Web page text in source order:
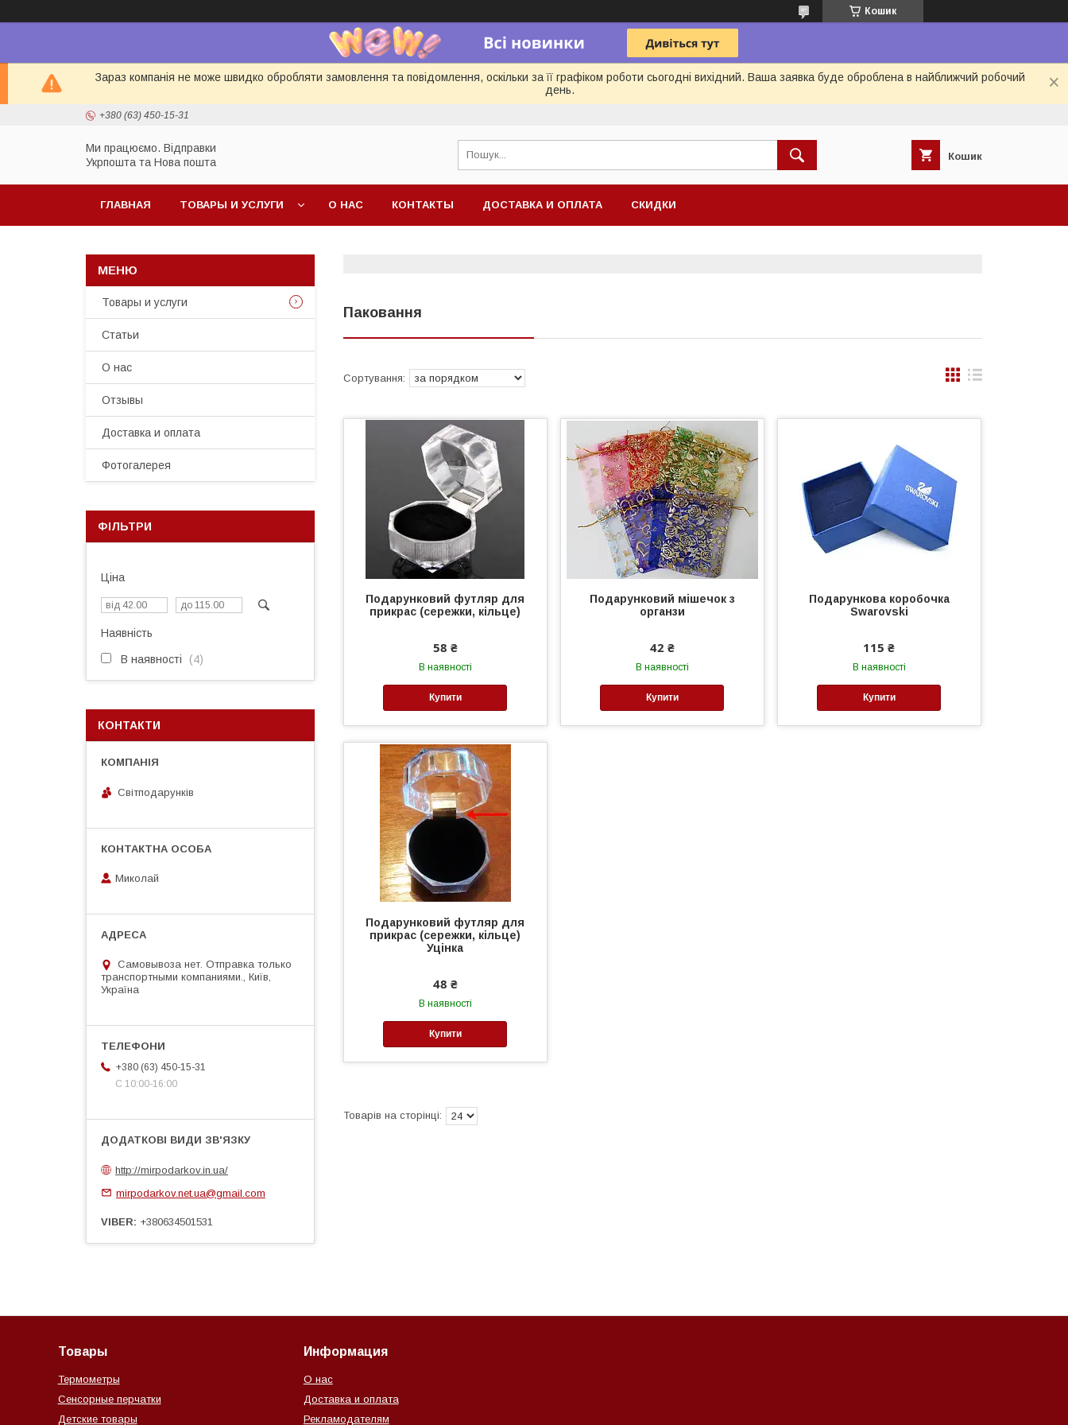
Кошик
Зараз компанія не може швидко обробляти замовлення та повідомлення, оскільки за її графіком роботи сьогодні вихідний. Ваша заявка буде оброблена в найближчий робочий
день.
+380 (63) 450-15-31
Ми працюємо. Відправки
Укрпошта та Нова пошта
Кошик
ГЛАВНАЯ ТОВАРЫ И УСЛУГИ О НАС КОНТАКТЫ ДОСТАВКА И ОПЛАТА СКИДКИ
Паковання
Подарунковий футляр для
прикрас (сережки, кільце)
58 ₴
В наявності
Купити
Подарунковий мішечок з
органзи
42 ₴
В наявності
Купити
Подарункова коробочка
Swarovski
115 ₴
В наявності
Купити
Подарунковий футляр для
прикрас (сережки, кільце)
Уцінка
48 ₴
В наявності
Купити
Товары и услуги
Статьи
О нас
Отзывы
Доставка и оплата
Фотогалерея
ФІЛЬТРИ
Ціна
Наявність
В наявності 4
КОНТАКТИ
Світподарунків
Миколай
Самовывоза нет. Отправка только
транспортными компаниями., Київ,
Україна
+380 (63) 450-15-31
С 10:00-16:00
http://mirpodarkov.in.ua/
mirpodarkov.net.ua@gmail.com
VIBER +380634501531
Товары
Термометры
Сенсорные перчатки
Детские товары
Информация
О нас
Доставка и оплата
Рекламодателям